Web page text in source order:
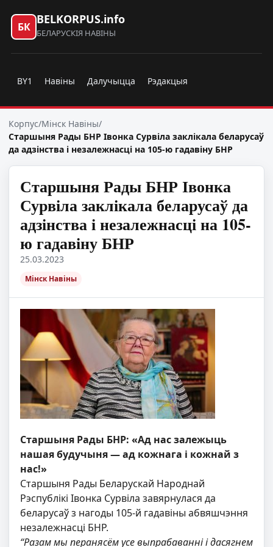
БК
BELKORPUS.info
БЕЛАРУСКІЯ НАВІНЫ
BY1 Навіны Далучыцца Рэдакцыя
Корпус/Мінск Навіны/
Старшыня Рады БНР Івонка Сурвіла заклікала беларусаў
да адзінства і незалежнасці на 105-ю гадавіну БНР
Старшыня Рады БНР Івонка
Сурвіла заклікала беларусаў да
адзінства і незалежнасці на 105-
ю гадавіну БНР
25.03.2023
Мінск Навіны
Старшыня Рады БНР: «Ад нас залежыць
нашая будучыня — ад кожнага і кожнай з
нас!»
Старшыня Рады Беларускай Народнай
Рэспублікі Івонка Сурвіла завярнулася да
беларусаў з нагоды 105-й гадавіны абвяшчэння
незалежнасці БНР.
“Разам мы перанясём усе выпрабаванні і дасягнем